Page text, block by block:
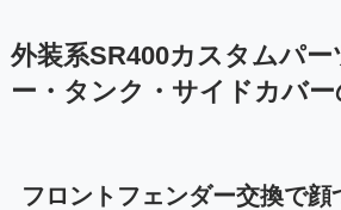
外装系SR400カスタムパ
ー・タンク・サイドカバ
フロントフェンダー交換で顔